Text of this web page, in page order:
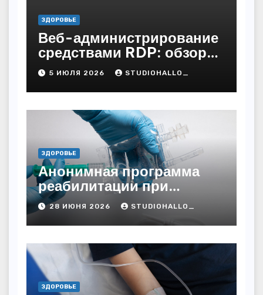
ЗДОРОВЬЕ
Веб-администрирование
средствами RDP: обзор
технических решений
5 ИЮЛЯ 2026 STUDIOHALLO_
ЗДОРОВЬЕ
Анонимная программа
реабилитации при
алкогольной зависимости
с персональным
подходом и
лицензированными
врачами
28 ИЮНЯ 2026 STUDIOHALLO_
ЗДОРОВЬЕ